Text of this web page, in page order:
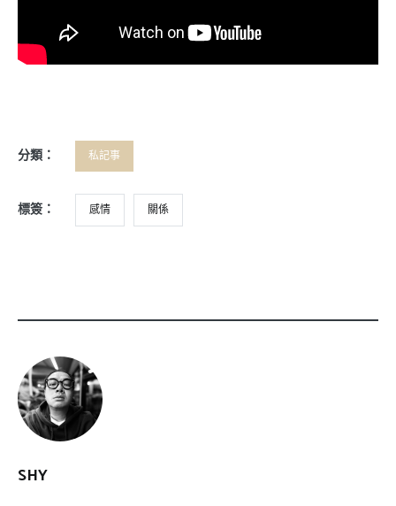
分類： 私記事
標簽： 感情 關係
SHY